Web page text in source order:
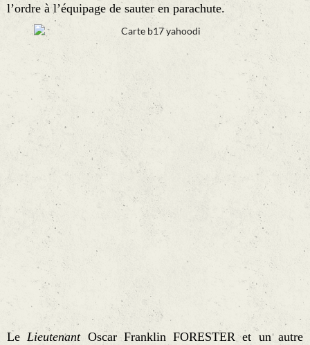
l’ordre à l’équipage de sauter en parachute.
LeLieutenantOscar Franklin FORESTER et un autre